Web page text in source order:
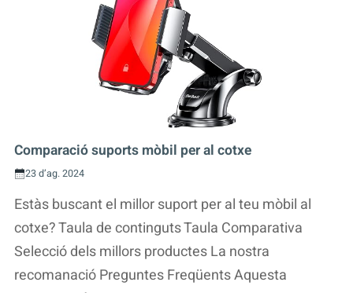
Comparació suports mòbil per al cotxe
23 d’ag. 2024
Estàs buscant el millor suport per al teu mòbil al
cotxe? Taula de continguts Taula Comparativa
Selecció dels millors productes La nostra
recomanació Preguntes Freqüents Aquesta